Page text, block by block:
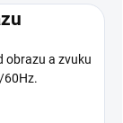
obrazu a zvuku
60Hz.